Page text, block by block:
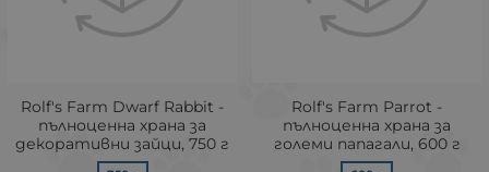
Rolf's Farm Dwarf Rabbit -
пълноценна храна за
декоративни зайци, 750 г
Rolf's Farm Parrot -
пълноценна храна за
големи папагали, 600 г